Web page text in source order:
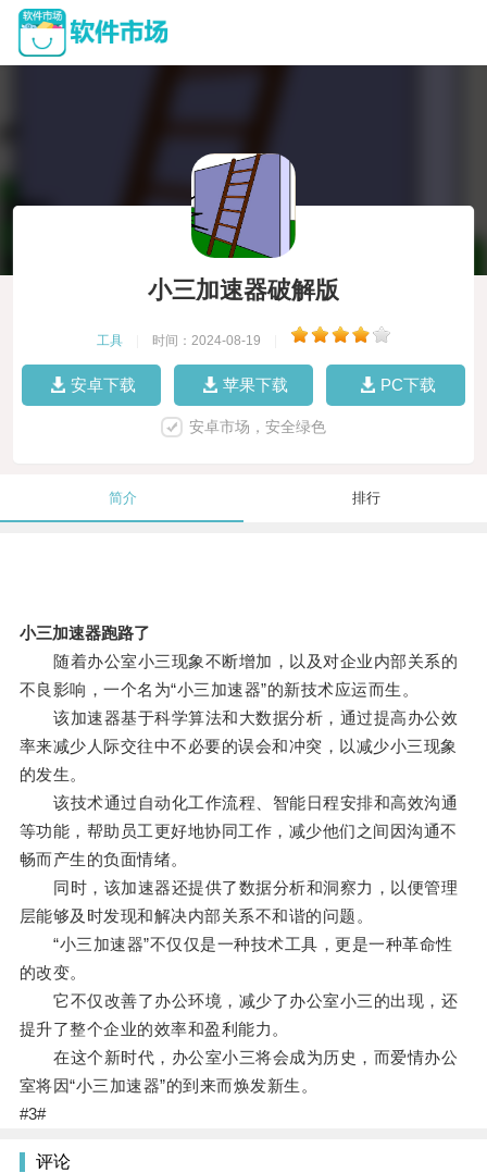
小三加速器破解版
工具 时间：2024-08-19
安卓下载 苹果下载 PC下载
安卓市场，安全绿色
简介 排行
小三加速器跑路了
随着办公室小三现象不断增加，以及对企业内部关系的
不良影响，一个名为“小三加速器”的新技术应运而生。
该加速器基于科学算法和大数据分析，通过提高办公效
率来减少人际交往中不必要的误会和冲突，以减少小三现象
的发生。
该技术通过自动化工作流程、智能日程安排和高效沟通
等功能，帮助员工更好地协同工作，减少他们之间因沟通不
畅而产生的负面情绪。
同时，该加速器还提供了数据分析和洞察力，以便管理
层能够及时发现和解决内部关系不和谐的问题。
“小三加速器”不仅仅是一种技术工具，更是一种革命性
的改变。
它不仅改善了办公环境，减少了办公室小三的出现，还
提升了整个企业的效率和盈利能力。
在这个新时代，办公室小三将会成为历史，而爱情办公
室将因“小三加速器”的到来而焕发新生。
#3#
评论